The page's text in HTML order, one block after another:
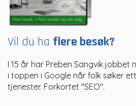
Vil du ha flere besøk?
I 15 år har Preben Sangvik jobbet
i toppen i Google når folk søker
tjenester. Forkortet "SEO".